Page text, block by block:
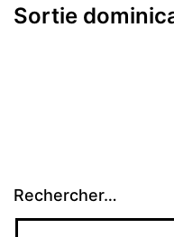
Sortie
Rechercher…